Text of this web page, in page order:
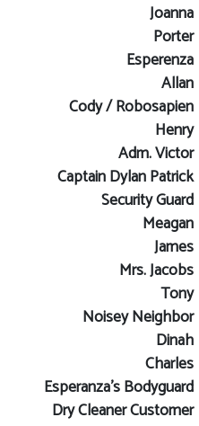
Joanna
Porter
Esperenza
Allan
Cody / Robosapien
Henry
Adm. Victor
Captain Dylan Patrick
Security Guard
Meagan
James
Mrs. Jacobs
Tony
Noisey Neighbor
Dinah
Charles
Esperanza's Bodyguard
Dry Cleaner Customer